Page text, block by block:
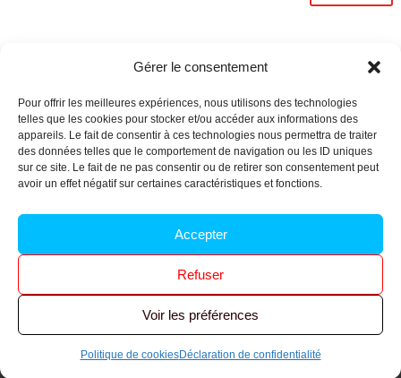
Gérer le consentement
Pour offrir les meilleures expériences, nous utilisons des technologies
telles que les cookies pour stocker et/ou accéder aux informations des
appareils. Le fait de consentir à ces technologies nous permettra de traiter
des données telles que le comportement de navigation ou les ID uniques
sur ce site. Le fait de ne pas consentir ou de retirer son consentement peut
avoir un effet négatif sur certaines caractéristiques et fonctions.
Accepter
Refuser
Voir les préférences
Politique de cookiesDéclaration de confidentialité
Archives n-6
Politique de confidentialité–
© 2026 FNIC CGT – Tous droits réservés.